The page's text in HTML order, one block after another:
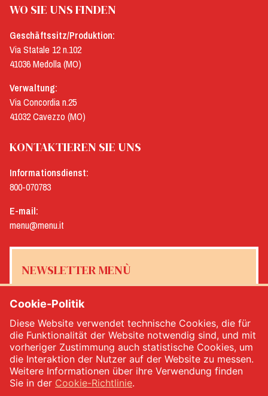
WO SIE UNS FINDEN
Geschäftssitz/Produktion:
Via Statale 12 n.102
41036 Medolla (MO)
Verwaltung:
Via Concordia n.25
41032 Cavezzo (MO)
KONTAKTIEREN SIE UNS
Informationsdienst:
800-070783
E-mail:
menu@menu.it
NEWSLETTER MENÙ
Ja, ich möchte den Newsletter von Menù erhalten*
MELDEN SIE SICH AN
Cookie-Politik
Diese Website verwendet technische Cookies, die für
die Funktionalität der Website notwendig sind, und mit
vorheriger Zustimmung auch statistische Cookies, um
die Interaktion der Nutzer auf der Website zu messen.
Weitere Informationen über ihre Verwendung finden
Sie in der Cookie-Richtlinie.